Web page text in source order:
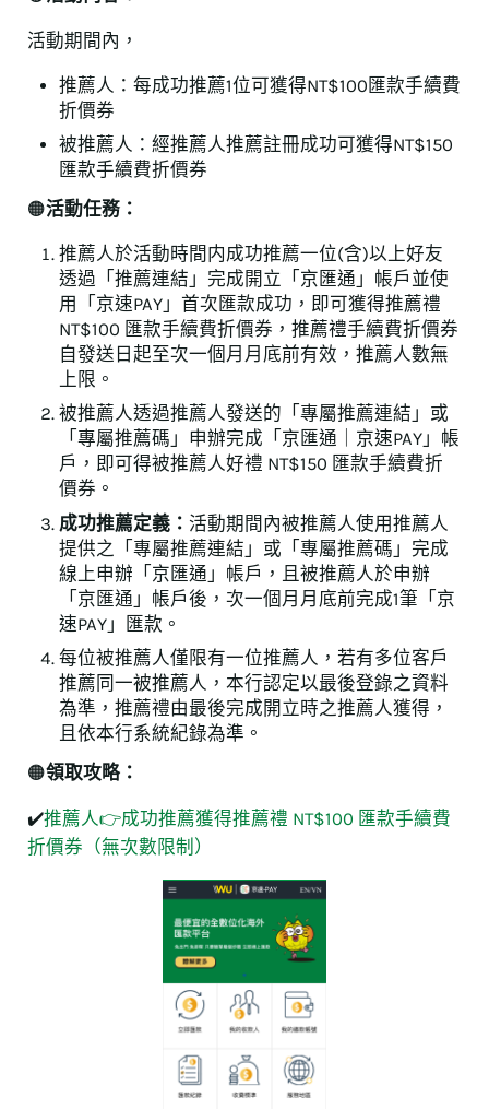
活動期間內，
推薦人：每成功推薦1位可獲得NT$100匯款手續費
折價券
被推薦人：經推薦人推薦註冊成功可獲得NT$150
匯款手續費折價券
🟠活動任務：
推薦人於活動時間内成功推薦一位(含)以上好友
透過「推薦連結」完成開立「京匯通」帳戶並使
用「京速PAY」首次匯款成功，即可獲得推薦禮
NT$100 匯款手續費折價券，推薦禮手續費折價券
自發送日起至次一個月月底前有效，推薦人數無
上限。
被推薦人透過推薦人發送的「專屬推薦連結」或
「專屬推薦碼」申辦完成「京匯通｜京速PAY」帳
戶，即可得被推薦人好禮 NT$150 匯款手續費折
價券。
成功推薦定義： 活動期間內被推薦人使用推薦人
提供之「專屬推薦連結」或「專屬推薦碼」完成
線上申辦「京匯通」帳戶，且被推薦人於申辦
「京匯通」帳戶後，次一個月月底前完成1筆「京
速PAY」匯款。
每位被推薦人僅限有一位推薦人，若有多位客戶
推薦同一被推薦人，本行認定以最後登錄之資料
為準，推薦禮由最後完成開立時之推薦人獲得，
且依本行系統紀錄為準。
🟠領取攻略：
✔️推薦人👉成功推薦獲得推薦禮 NT$100 匯款手續費
折價券（無次數限制）